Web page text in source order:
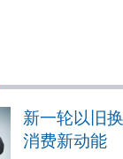
新一轮以旧
消费新动能